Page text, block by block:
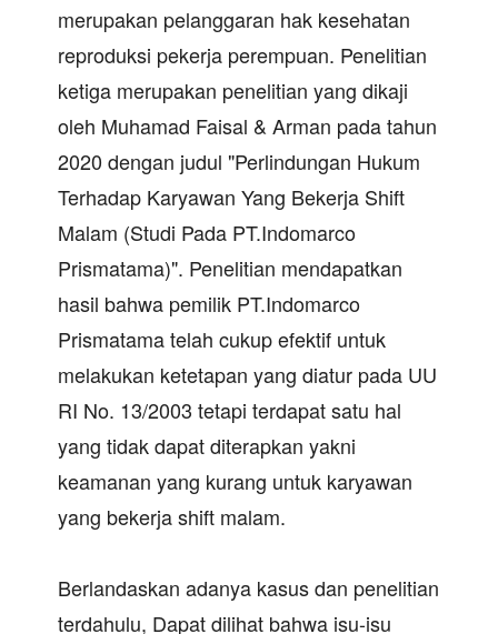
merupakan pelanggaran hak kesehatan
reproduksi pekerja perempuan. Penelitian
ketiga merupakan penelitian yang dikaji
oleh Muhamad Faisal & Arman pada tahun
2020 dengan judul "Perlindungan Hukum
Terhadap Karyawan Yang Bekerja Shift
Malam (Studi Pada PT.Indomarco
Prismatama)". Penelitian mendapatkan
hasil bahwa pemilik PT.Indomarco
Prismatama telah cukup efektif untuk
melakukan ketetapan yang diatur pada UU
RI No. 13/2003 tetapi terdapat satu hal
yang tidak dapat diterapkan yakni
keamanan yang kurang untuk karyawan
yang bekerja shift malam.
Berlandaskan adanya kasus dan penelitian
terdahulu, Dapat dilihat bahwa isu-isu